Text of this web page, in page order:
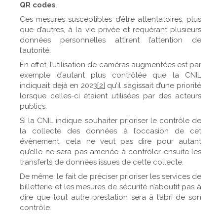
QR codes.
Ces mesures susceptibles d’être attentatoires, plus
que d’autres, à la vie privée et requérant plusieurs
données personnelles attirent l’attention de
l’autorité.
En effet, l’utilisation de caméras augmentées est par
exemple d’autant plus contrôlée que la CNIL
indiquait déjà en 2023[2] qu’il s’agissait d’une priorité
lorsque celles-ci étaient utilisées par des acteurs
publics.
Si la CNIL indique souhaiter prioriser le contrôle de
la collecte des données à l’occasion de cet
évènement, cela ne veut pas dire pour autant
qu’elle ne sera pas amenée à contrôler ensuite les
transferts de données issues de cette collecte.
De même, le fait de préciser prioriser les services de
billetterie et les mesures de sécurité n’aboutit pas à
dire que tout autre prestation sera à l’abri de son
contrôle.